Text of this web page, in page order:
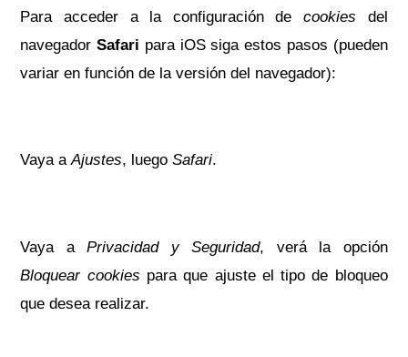
Para acceder a la configuración de cookies del
navegadorSafari para iOS siga estos pasos (pueden
variar en función de la versión del navegador):
Vaya aAjustes, luegoSafari.
Vaya aPrivacidad y Seguridad, verá la opción
Bloquear cookies para que ajuste el tipo de bloqueo
que desea realizar.